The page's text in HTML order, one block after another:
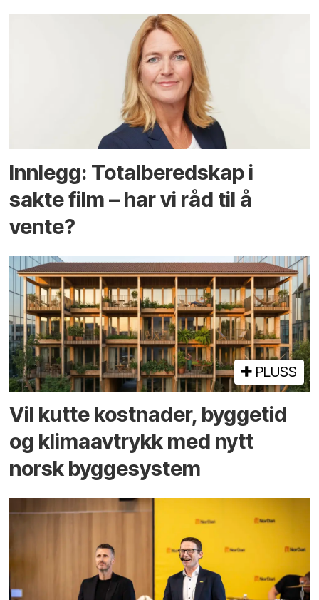
Innlegg: Totalberedskap i
sakte film – har vi råd til å
vente?
PLUSS
Vil kutte kostnader, byggetid
og klima­avtrykk med nytt
norsk bygge­system